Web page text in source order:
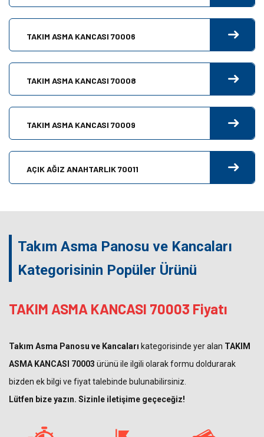
TAKIM ASMA KANCASI 70006
TAKIM ASMA KANCASI 70008
TAKIM ASMA KANCASI 70009
AÇIK AĞIZ ANAHTARLIK 70011
Takım Asma Panosu ve Kancaları
Kategorisinin Popüler Ürünü
TAKIM ASMA KANCASI 70003 Fiyatı
Takım Asma Panosu ve Kancaları kategorisinde yer alan TAKIM
ASMA KANCASI 70003 ürünü ile ilgili olarak formu doldurarak
bizden ek bilgi ve fiyat talebinde bulunabilirsiniz.
Lütfen bize yazın. Sizinle iletişime geçeceğiz!